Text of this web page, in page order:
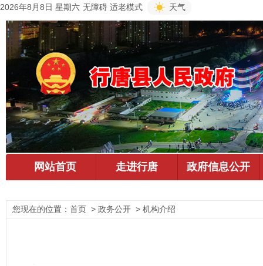
2026年8月8日 星期六 无障碍 适老模式 天气
您现在的位置： 首页 > 政务公开 > 机构介绍